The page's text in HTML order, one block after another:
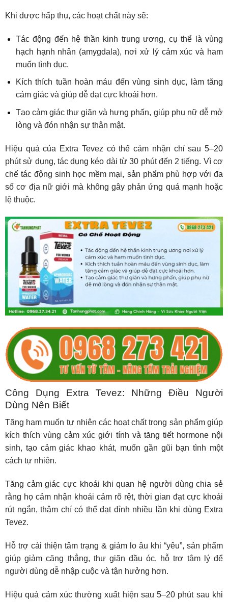
Khi được hấp thụ, các hoạt chất này sẽ:
Tác động đến hệ thần kinh trung ương, cụ thể là vùng
hạch hạnh nhân (amygdala), nơi xử lý cảm xúc và ham
muốn tình dục.
Kích thích tuần hoàn máu đến vùng sinh dục, làm tăng
cảm giác và giúp dễ đạt cực khoái hơn.
Tạo cảm giác thư giãn và hưng phấn, giúp phụ nữ dễ mở
lòng và đón nhận sự thân mật.
Hiệu quả của Extra Tevez có thể cảm nhận chỉ sau 5–20
phút sử dụng, tác dụng kéo dài từ 30 phút đến 2 tiếng. Vì cơ
chế tác động sinh học mềm mại, sản phẩm phù hợp với đa
số cơ địa nữ giới mà không gây phản ứng quá mạnh hoặc
lệ thuộc.
Công Dụng Extra Tevez: Những Điều Người
Dùng Nên Biết
Tăng ham muốn tự nhiên các hoạt chất trong sản phẩm giúp
kích thích vùng cảm xúc giới tính và tăng tiết hormone nội
sinh, tạo cảm giác khao khát, muốn gần gũi bạn tình một
cách tự nhiên.
Tăng cảm giác cực khoái khi quan hệ người dùng chia sẻ
rằng họ cảm nhận khoái cảm rõ rệt, thời gian đạt cực khoái
rút ngắn, thậm chí có thể đạt đỉnh nhiều lần khi dùng Extra
Tevez.
Hỗ trợ cải thiện tâm trạng & giảm lo âu khi “yêu”, sản phẩm
giúp giảm căng thẳng, thư giãn đầu óc, hỗ trợ tâm lý để
người dùng dễ nhập cuộc và tận hưởng hơn.
Hiệu quả cảm xúc thường xuất hiện sau 5–20 phút sau khi